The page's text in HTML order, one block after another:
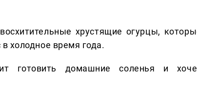
хрустящие огурцы,
холодное время года.
готовить домашние соленья и